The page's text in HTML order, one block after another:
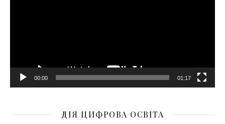
00:00 01:17
ДІЯ ЦИФРОВА ОСВІТА